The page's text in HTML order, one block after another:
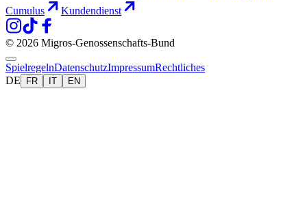
Cumulus
Kundendienst
© 2026 Migros-Genossenschafts-Bund
SpielregelnDatenschutzImpressumRechtliches
DE
FR IT EN